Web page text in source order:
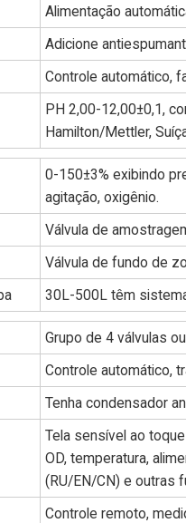
Alimentação
Adicione
Controle automático,
PH 2,00-12,00±0,1,
Hamilton/Mettler,
0-150±3% exibindo
agitação, oxigênio.
Válvula de
Válvula de fundo de
30L-500L têm
Grupo de 4 válvulas
Controle automático,
Tenha condensador
Tela sensível ao
OD, temperatura,
(RU/EN/CN) e outras
Controle remoto,